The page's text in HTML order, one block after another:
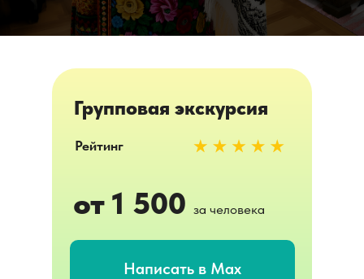
Групповая экскурсия
Рейтинг
от 1 500 за человека
Написать в Max